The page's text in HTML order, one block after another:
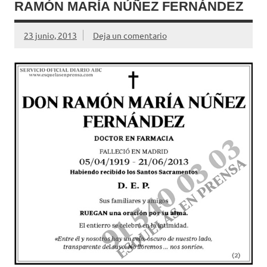
RAMÓN MARÍA NÚÑEZ FERNÁNDEZ
23 junio, 2013 Deja un comentario